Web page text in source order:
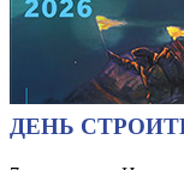
ДЕНЬ